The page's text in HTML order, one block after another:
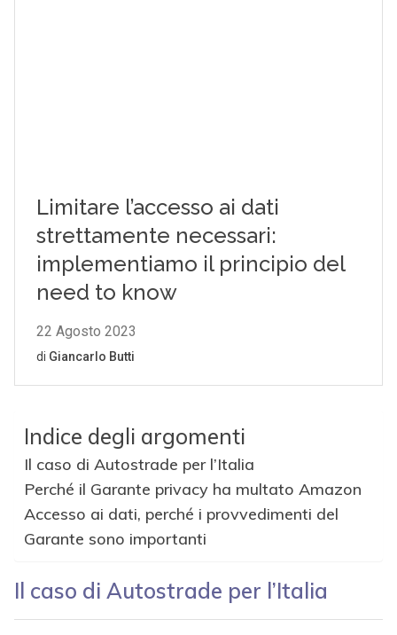
Indice degli argomenti
Il caso di Autostrade per l’Italia
Perché il Garante privacy ha multato Amazon
Accesso ai dati, perché i provvedimenti del
Garante sono importanti
Il caso di Autostrade per l’Italia